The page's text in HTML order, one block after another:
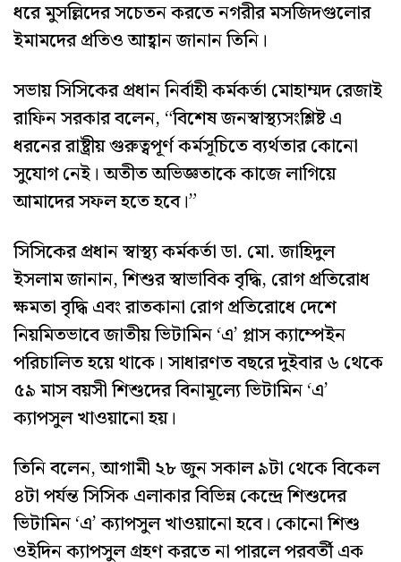
ধরে মুসল্লিদের সচেতন করতে নগরীর মসজিদগুলোর
ইমামদের প্রতিও আহ্বান জানান তিনি।
সভায় সিসিকের প্রধান নির্বাহী কর্মকর্তা মোহাম্মদ রেজাই
রাফিন সরকার বলেন, “বিশেষ জনস্বাস্থ্যসংশ্লিষ্ট এ
ধরনের রাষ্ট্রীয় গুরুত্বপূর্ণ কর্মসূচিতে ব্যর্থতার কোনো
সুযোগ নেই। অতীত অভিজ্ঞতাকে কাজে লাগিয়ে
আমাদের সফল হতে হবে।”
সিসিকের প্রধান স্বাস্থ্য কর্মকর্তা ডা. মো. জাহিদুল
ইসলাম জানান, শিশুর স্বাভাবিক বৃদ্ধি, রোগ প্রতিরোধ
ক্ষমতা বৃদ্ধি এবং রাতকানা রোগ প্রতিরোধে দেশে
নিয়মিতভাবে জাতীয় ভিটামিন ‘এ’ প্লাস ক্যাম্পেইন
পরিচালিত হয়ে থাকে। সাধারণত বছরে দুইবার ৬ থেকে
৫৯ মাস বয়সী শিশুদের বিনামূল্যে ভিটামিন ‘এ’
ক্যাপসুল খাওয়ানো হয়।
তিনি বলেন, আগামী ২৮ জুন সকাল ৯টা থেকে বিকেল
৪টা পর্যন্ত সিসিক এলাকার বিভিন্ন কেন্দ্রে শিশুদের
ভিটামিন ‘এ’ ক্যাপসুল খাওয়ানো হবে। কোনো শিশু
ওইদিন ক্যাপসুল গ্রহণ করতে না পারলে পরবর্তী এক